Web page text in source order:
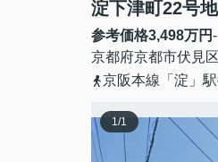
淀下津町22号
参考価格3,498万円-
京都府京都市伏見区
京阪本線「淀」
1/1